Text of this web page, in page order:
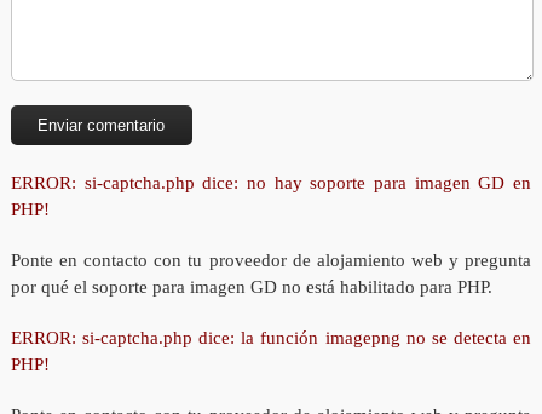
ERROR: si-captcha.php dice: no hay soporte para imagen GD en
PHP!
Ponte en contacto con tu proveedor de alojamiento web y pregunta
por qué el soporte para imagen GD no está habilitado para PHP.
ERROR: si-captcha.php dice: la función imagepng no se detecta en
PHP!